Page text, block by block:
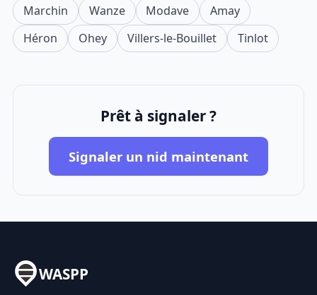
Marchin Wanze Modave
Amay
Héron
Ohey Villers-le-Bouillet Tinlot
Prêt à signaler ?
Signaler un nid maintenant
WASPP